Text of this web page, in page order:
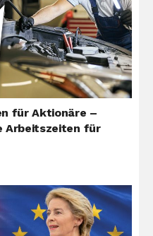
für Aktionäre –
Arbeitszeiten für